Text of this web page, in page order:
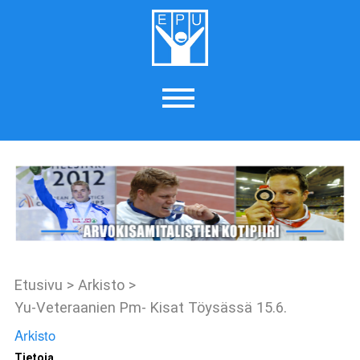
Etusivu > Arkisto >
Yu-Veteraanien Pm- Kisat Töysässä 15.6.
Arkisto